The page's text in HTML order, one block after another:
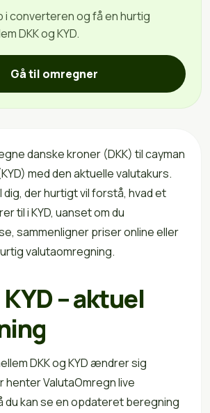
i converteren og få en hurtig
DKK og KYD.
Gå til omregner
danske kroner (DKK) til cayman
med den aktuelle valutakurs.
dig, der hurtigt vil forstå, hvad et
til i KYD, uanset om du
sammenligner priser online eller
valutaomregning.
– aktuel
DKK og KYD ændrer sig
henter ValutaOmregn live
du kan se en opdateret beregning